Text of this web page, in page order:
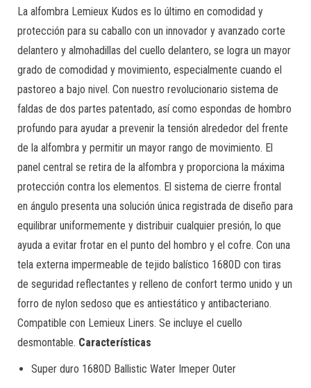
La alfombra Lemieux Kudos es lo último en comodidad y
protección para su caballo con un innovador y avanzado corte
delantero y almohadillas del cuello delantero, se logra un mayor
grado de comodidad y movimiento, especialmente cuando el
pastoreo a bajo nivel. Con nuestro revolucionario sistema de
faldas de dos partes patentado, así como espondas de hombro
profundo para ayudar a prevenir la tensión alrededor del frente
de la alfombra y permitir un mayor rango de movimiento. El
panel central se retira de la alfombra y proporciona la máxima
protección contra los elementos. El sistema de cierre frontal
en ángulo presenta una solución única registrada de diseño para
equilibrar uniformemente y distribuir cualquier presión, lo que
ayuda a evitar frotar en el punto del hombro y el cofre. Con una
tela externa impermeable de tejido balístico 1680D con tiras
de seguridad reflectantes y relleno de confort termo unido y un
forro de nylon sedoso que es antiestático y antibacteriano.
Compatible con Lemieux Liners. Se incluye el cuello
desmontable. Características
Super duro 1680D Ballistic Water Imeper Outer